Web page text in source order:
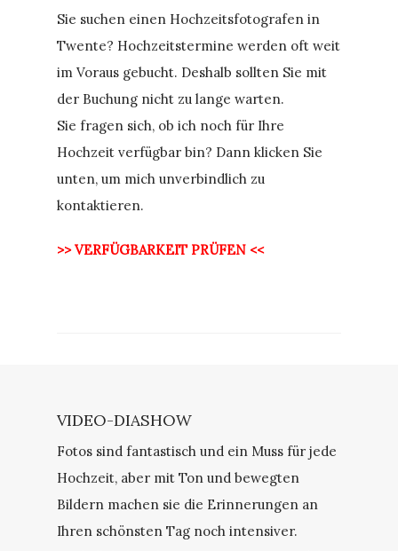
Sie suchen einen Hochzeitsfotografen in
Twente? Hochzeitstermine werden oft weit
im Voraus gebucht. Deshalb sollten Sie mit
der Buchung nicht zu lange warten.
Sie fragen sich, ob ich noch für Ihre
Hochzeit verfügbar bin? Dann klicken Sie
unten, um mich unverbindlich zu
kontaktieren.
>> VERFÜGBARKEIT PRÜFEN <<
VIDEO-DIASHOW
Fotos sind fantastisch und ein Muss für jede
Hochzeit, aber mit Ton und bewegten
Bildern machen sie die Erinnerungen an
Ihren schönsten Tag noch intensiver.